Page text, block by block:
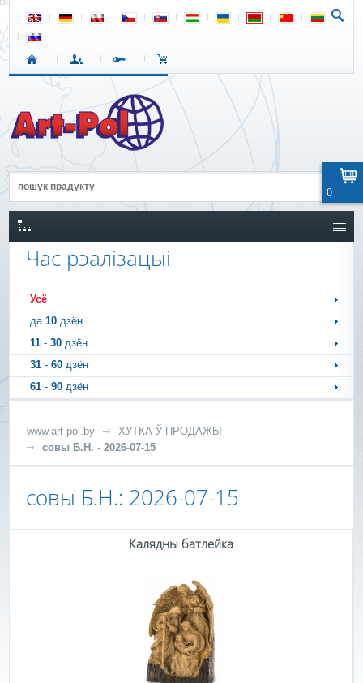
Час рэалізацыі
Усё
да10дзён
11 -30 дзён
31 -60 дзён
61 -90 дзён
www.art-pol.by
ХУТКА Ў ПРОДАЖЫ
совы Б.Н. - 2026-07-15
совы Б.Н.: 2026-07-15
Калядны батлейка
0